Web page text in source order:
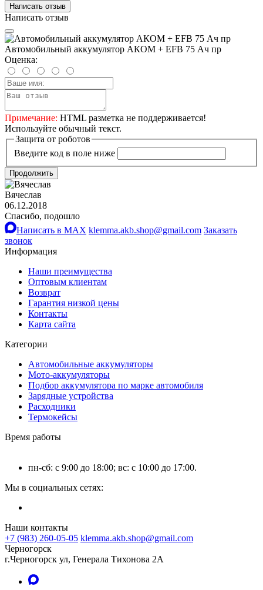
Написать отзыв
Написать отзыв
Автомобильный аккумулятор АКОМ + EFB 75 Ач пр
Оценка:
Примечание: HTML разметка не поддерживается!
Используйте обычный текст.
Защита от роботов
Введите код в поле ниже
Продолжить
Вячеслав
06.12.2018
Спасибо, подошло
Написать в MAX klemma.akb.shop@gmail.com Заказать
звонок
Информация
Наши преимущества
Оптовым клиентам
Возврат
Гарантия низкой цены
Контакты
Карта сайта
Категории
Автомобильные аккумуляторы
Мото-аккумуляторы
Подбор аккумулятора по марке автомобиля
Зарядные устройства
Расходники
Термокейсы
Время работы
пн-сб: с 9:00 до 18:00; вс: с 10:00 до 17:00.
Мы в социальных сетях:
Наши контакты
+7 (983) 260-05-05 klemma.akb.shop@gmail.com
Черногорск
г.Черногорск ул, Генерала Тихонова 2А